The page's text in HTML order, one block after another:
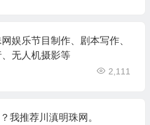
娱乐节目制作、剧本写作、
无人机摄影等
2,111
我推荐川滇明珠网。